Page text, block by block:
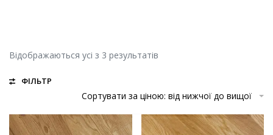
Відображаються усі з 3 результатів
ФІЛЬТР
Сортувати за ціною: від нижчої до вищої